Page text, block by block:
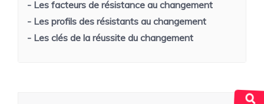
- Les facteurs de résistance au changement
- Les profils des résistants au changement
- Les clés de la réussite du changement